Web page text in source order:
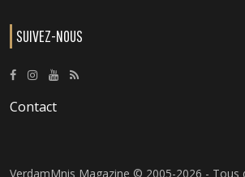
SUIVEZ-NOUS
Contact
VerdamMnis Magazine © 2005-2026 - Tous